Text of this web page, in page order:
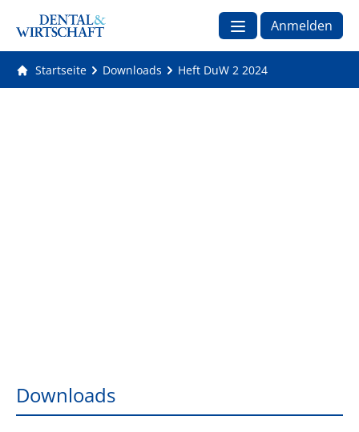
Anmelden
Startseite Downloads Heft DuW 2 2024
Downloads